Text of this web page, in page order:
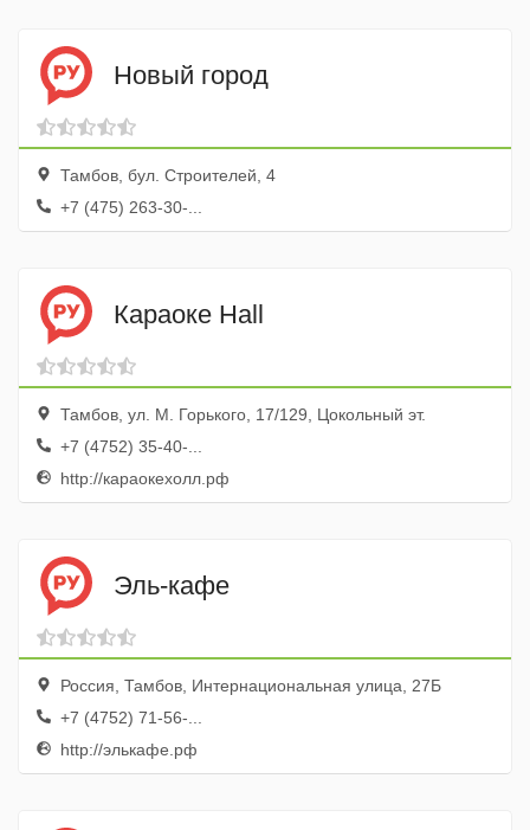
Новый город
Тамбов, бул. Строителей, 4
+7 (475) 263-30-...
Караоке Hall
Тамбов, ул. М. Горького, 17/129, Цокольный эт.
+7 (4752) 35-40-...
http://караокехолл.рф
Эль-кафе
Россия, Тамбов, Интернациональная улица, 27Б
+7 (4752) 71-56-...
http://элькафе.рф